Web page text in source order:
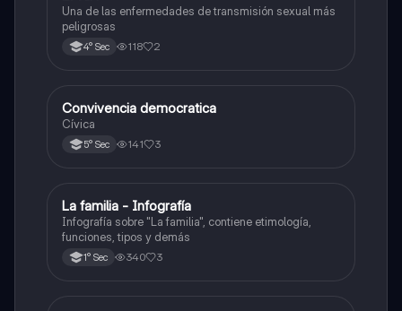
Una de las enfermedades de transmisión sexual más
peligrosas
4° Sec 118 2
Desarrollo Personal, Ciudadanía y Cívica
Convivencia democratica
Cívica
5° Sec 141 3
Desarrollo Personal, Ciudadanía y Cívica
La familia - Infografía
Infografía sobre "La familia", contiene etimología,
funciones, tipos y demás
1° Sec 340 3